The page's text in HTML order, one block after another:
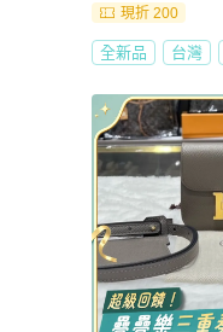
現折 200
全新品 台灣